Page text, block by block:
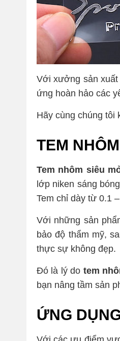
Với xưởng sản xuất
ứng hoàn hảo các
Hãy cùng chúng tôi
TEM
Tem nhôm siêu
lớp niken sáng
Tem chỉ dày từ 0.1
Với những sản
bảo độ thẩm mỹ,
thực sự không đẹp.
Đó là lý do tem
bạn nâng tầm sản
ỨNG